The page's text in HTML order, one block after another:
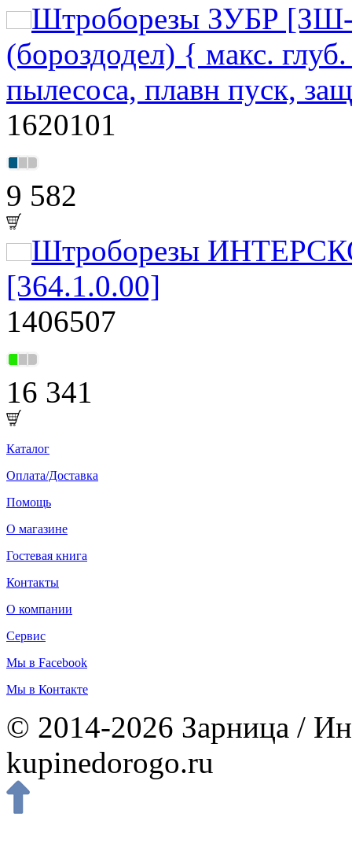
Штроборезы ЗУБР
(бороздодел) { макс.
пылесоса, плавн пуск,
1620101
9 582
Штроборезы
[364.1.0.00]
1406507
16 341
Каталог
Оплата/Доставка
Помощь
О магазине
Гостевая книга
Контакты
О компании
Сервис
Мы в Facebook
Мы в Контакте
© 2014-2026 Зарница /
kupinedorogo.ru